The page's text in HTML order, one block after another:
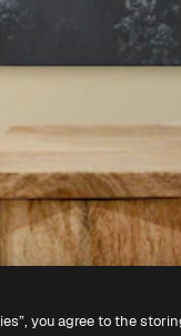
you agree to the